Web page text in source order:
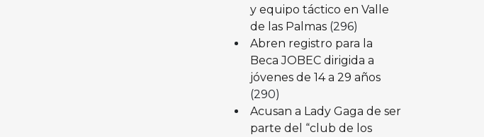
y equipo táctico en Valle
de las Palmas (296)
Abren registro para la
Beca JOBEC dirigida a
jóvenes de 14 a 29 años
(290)
Acusan a Lady Gaga de ser
parte del “club de los